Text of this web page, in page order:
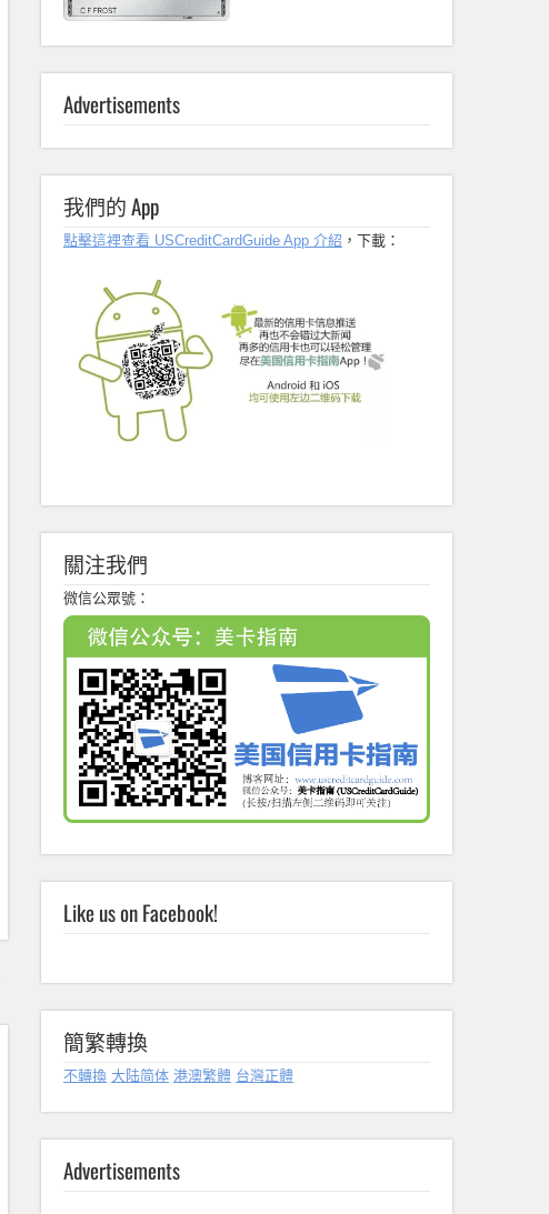
Advertisements
我們的 App
點擊這裡查看 USCreditCardGuide App 介紹 ，下載：
關注我們
微信公眾號：
Like us on Facebook!
簡繁轉換
不轉換 大陆简体 港澳繁體 台灣正體
Advertisements